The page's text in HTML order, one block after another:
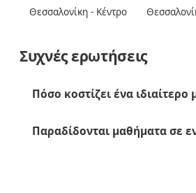
Θεσσαλονίκη - Κέντρο
Συχνές ερωτήσεις
Πόσο κοστίζει ένα
Παραδίδονται μαθήματα σε